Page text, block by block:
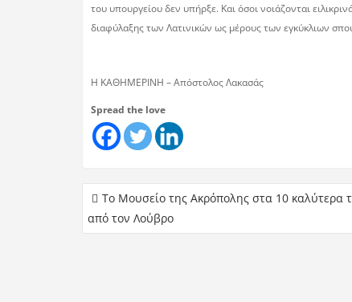
του υπουργείου δεν υπήρξε. Και όσοι νοιάζονται
διαφύλαξης των Λατινικών ως μέρους των εγκύκλιων
Η ΚΑΘΗΜΕΡΙΝΗ – Απόστολος Λακασάς
Spread the love
Το Μουσείο της Ακρόπολης στα 10 καλύτερα
από τον Λούβρο